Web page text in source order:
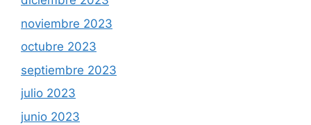
noviembre 2023
octubre 2023
septiembre 2023
julio 2023
junio 2023